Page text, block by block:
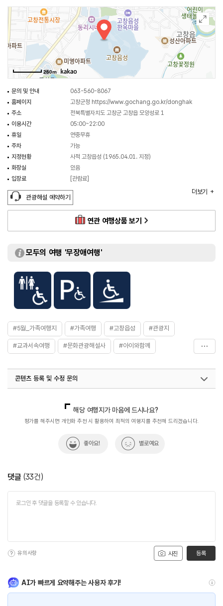
전봉준은 농민군들에게 엄하게 규율을 지켜 무고한 백성에게 폐단을 끼치지
못하게 하였고, 또 애매하게 잡힌 죄수를 풀어주고 주린 사람들에게 곡식을
나누어 주었다, 농민군이 고창읍성을 점령하고 동헌을 파괴한 뒤 인부(印符)를
빼앗으려 할 때 고창현감은 도주해 버렸다고 한다. 조선 단종 원년(1453)에
축성된 고창읍성은 호남내륙을 방어하는 전초기지로 빼어난 자연경관과
부분적으로 복원된 관아건물은 학습교육의 장소로 많은 발길이 이어지고 있다.
250m
문의 및 안내
063-560-8067
홈페이지
고창군청 https://www.gochang.go.kr/donghak
주소
전북특별자치도 고창군 고창읍 모양성로 1
이용시간
05:00~22:00
휴일
연중무휴
주차
가능
지정현황
사적 고창읍성 (1965.04.01. 지정)
화장실
있음
입장료
[관람료]
- 어린이 1,500원
※ 고창군민, 65세 이상, 6세 이하는 무료
※ 입장료는 전액 고창사랑상품권으로 환급
더보기
관광해설 예약하기
연관 여행상품 보기
모두의 여행 '무장애여행'
#5월_가족여행지 #가족여행 #고창읍성 #관광지
#교과서속여행 #문화관광해설사 #아이와함께
#역사를품은곳 #역사문화재
#역사체험 #역사탐험 #연인과함께
콘텐츠 등록 및 수정 문의
열린관광콘텐츠팀(열린관광-모두의여행)
033-738-3425
해당 여행지가 마음에 드시나요?
평가를 해주시면 개인화 추천 시 활용하여 최적의 여행지를 추천해 드리겠습니다.
좋아요! 별로예요
댓글 (33건)
사진
유의사항 등록
AI가 빠르게 요약해주는 사용자 후기!